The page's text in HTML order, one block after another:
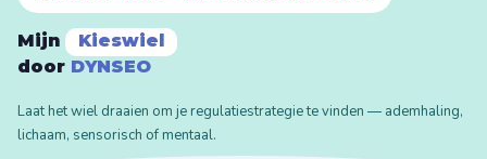
Mijn
Kieswiel
door DYNSEO
Laat het wiel draaien om je regulatiestrategie te vinden — ademhaling,
lichaam, sensorisch of mentaal.